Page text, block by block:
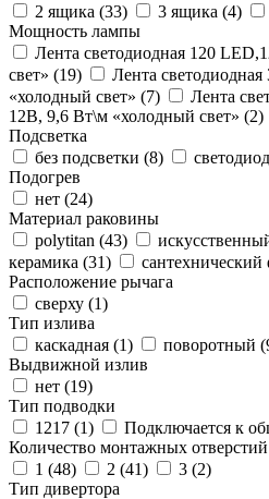
2 ящика (33) 3 ящика (4)
Мощность лампы
Лента светодиодная 120
свет» (19)
Лента
«холодный свет» (7)
Лента
12В, 9,6 Вт\м «холодный свет» (2)
Подсветка
без подсветки (8)
Подогрев
нет (24)
Материал раковины
polytitan (43)
керамика (31)
Расположение рычага
сверху (1)
Тип излива
каскадная (1) поворотный (
Выдвижной излив
нет (19)
Тип подводки
1217 (1) Подключается к
Количество монтажных отверстий
1 (48) 2 (41) 3 (2)
Тип дивертора